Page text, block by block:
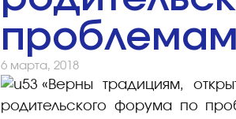
6 марта, 2018
«Верны традициям,
родительского форума по